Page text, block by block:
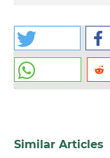
Similar Articles